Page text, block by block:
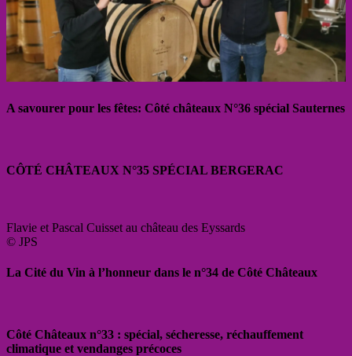
A savourer pour les fêtes: Côté châteaux N°36 spécial Sauternes
CÔTÉ CHÂTEAUX N°35 SPÉCIAL BERGERAC
Flavie et Pascal Cuisset au château des Eyssards
© JPS
La Cité du Vin à l’honneur dans le n°34 de Côté Châteaux
Côté Châteaux n°33 : spécial, sécheresse, réchauffement
climatique et vendanges précoces